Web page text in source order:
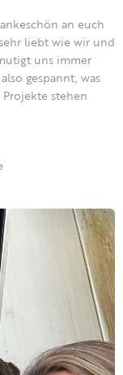
an euch
liebt wie wir und
uns immer
gespannt, was
stehen